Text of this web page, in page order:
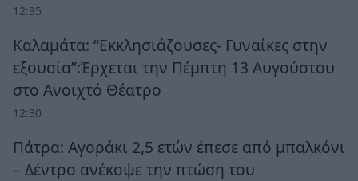
12:35
Καλαμάτα: “Εκκλησιάζουσες- Γυναίκες στην
εξουσία”:Έρχεται την Πέμπτη 13 Αυγούστου
στο Ανοιχτό Θέατρο
12:30
Πάτρα: Αγοράκι 2,5 ετών έπεσε από μπαλκόνι
– Δέντρο ανέκοψε την πτώση του